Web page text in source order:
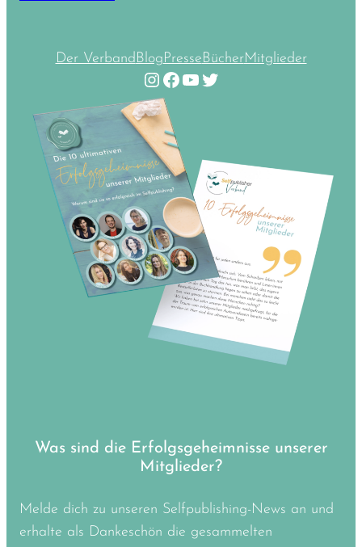
Der VerbandBlogPresseBücherMitglieder
Instagram Facebook YouTube Twitter
Was sind die Erfolgsgeheimnisse unserer
Mitglieder?
Melde dich zu unseren Selfpublishing-News an und
erhalte als Dankeschön die gesammelten